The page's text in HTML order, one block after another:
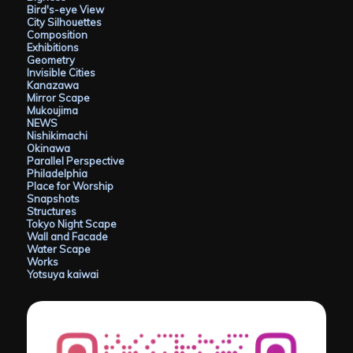
Bird's-eye View
City Silhouettes
Composition
Exhibitions
Geometry
Invisible Cities
Kanazawa
Mirror Scape
Mukoujima
NEWS
Nishikimachi
Okinawa
Parallel Perspective
Philadelphia
Place for Worship
Snapshots
Structures
Tokyo Night Scape
Wall and Facade
Water Scape
Works
Yotsuya kaiwai